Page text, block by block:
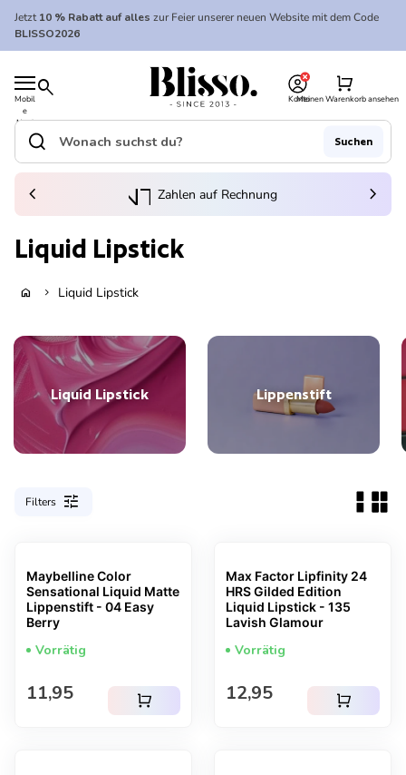
Zum Inhalt springen
Jetzt10 % Rabatt auf alles zur Feier unserer neuen Website mit dem Code
BLISSO2026
Mobil
e
Navi
gatio
search
Startseite
Konto
Meinen Warenkorb ansehen
shopping_cart
Startseite
Suche"
search Suchen
(Link öffnet in neuem Tab/Fenster)
Zahlen auf Rechnung
chevron_left chevron_right
Liquid Lipstick
home chevron_right Liquid Lipstick
Liquid Lipstick Lippenstift
Filters tune
Maybelline Color
Sensational Liquid Matte
Lippenstift - 04 Easy
Berry
Vorrätig
Regulärer Preis
11,95 shopping_cart
Max Factor Lipfinity 24
HRS Gilded Edition
Liquid Lipstick - 135
Lavish Glamour
Vorrätig
Regulärer Preis
12,95 shopping_cart